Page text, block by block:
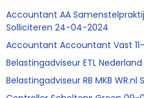
Accountant AA
Solliciteren 24-04-2024
Accountant Accountant Vast
Belastingadviseur ETL
Belastingadviseur RB MKB